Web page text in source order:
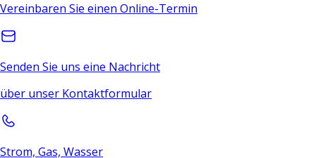
Vereinbaren Sie einen Online-Termin
Senden Sie uns eine Nachricht
über unser Kontaktformular
Strom, Gas, Wasser